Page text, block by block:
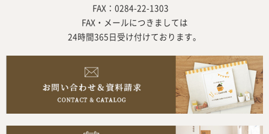
FAX：0284-22-1303
FAX・メールにつきましては
24時間365日受け付けております。